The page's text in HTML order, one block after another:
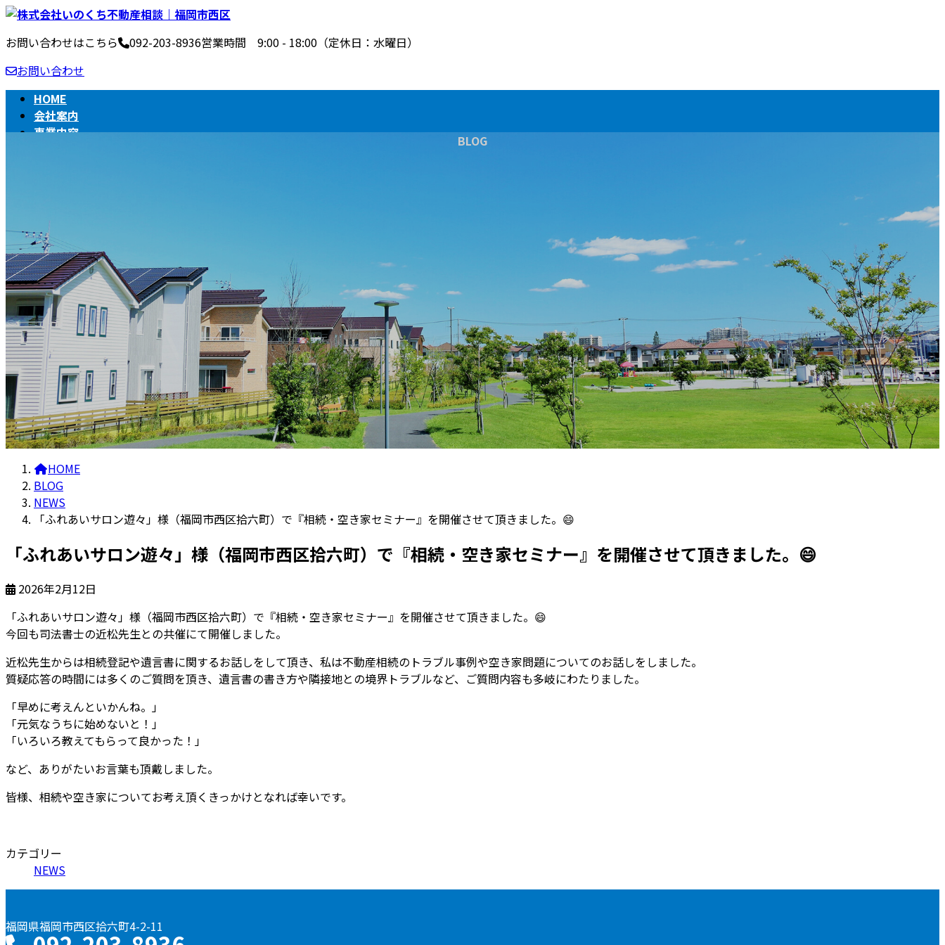
コ
テ
ン
ツ
キ
ナ
ゲ
ー
シ
に
お問い合わせはこちら 092-203-8936営業時間 9:00 - 18:00（定休日：水曜日）
お問い合わせ
HOME
会社案内
事業内容
BLOG
HOME
BLOG
NEWS
「ふれあいサロン遊々」様（福岡市西区拾六町）で『相続・空き家セミナー』を開催させて頂きました。😄
「ふれあいサロン遊々」様（福岡市西区拾六町）で『相続・空き家セミナー』を開催させて頂きました。😄
2026年2月12日
「ふれあいサロン遊々」様（福岡市西区拾六町）で『相続・空き家セミナー』を開催させて頂きました。 😄
今回も司法書士の近松先生との共催にて開催しました。
近松先生からは相続登記や遺言書に関するお話しをして頂き、私は不動産相続のトラブル事例や空き家問題についてのお話しをしました。
質疑応答の時間には多くのご質問を頂き、遺言書の書き方や隣接地との境界トラブルなど、ご質問内容も多岐にわたりました。
「早めに考えんといかんね。」
「元気なうちに始めないと！」
「いろいろ教えてもらって良かった！」
など、ありがたいお言葉も頂戴しました。
皆様、相続や空き家についてお考え頂くきっかけとなれば幸いです。
カテゴリー
NEWS
福岡県福岡市西区拾六町4-2-11